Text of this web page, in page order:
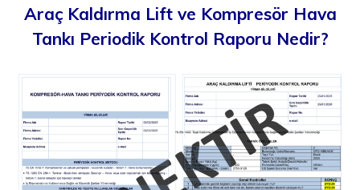
Araç Kaldırma Lift ve Kompresör Hava
Tankı Periodik Kontrol Raporu Nedir?